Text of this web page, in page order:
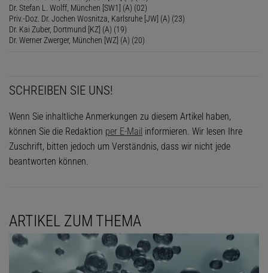
Dr. Stefan L. Wolff, München [SW1] (A) (02)
Priv.-Doz. Dr. Jochen Wosnitza, Karlsruhe [JW] (A) (23)
Dr. Kai Zuber, Dortmund [KZ] (A) (19)
Dr. Werner Zwerger, München [WZ] (A) (20)
SCHREIBEN SIE UNS!
Wenn Sie inhaltliche Anmerkungen zu diesem Artikel haben,
können Sie die Redaktion per E-Mail informieren. Wir lesen Ihre
Zuschrift, bitten jedoch um Verständnis, dass wir nicht jede
beantworten können.
ARTIKEL ZUM THEMA